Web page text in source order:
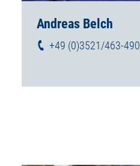
Andreas Belch
+49 (0)3521/463-490